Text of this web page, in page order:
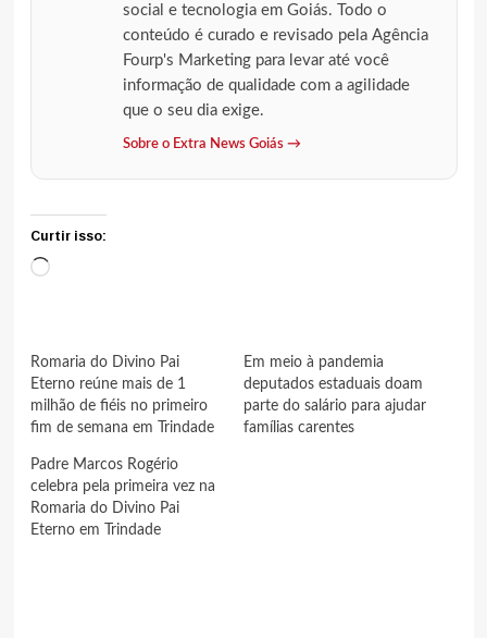
social e tecnologia em Goiás. Todo o
conteúdo é curado e revisado pela Agência
Fourp's Marketing para levar até você
informação de qualidade com a agilidade
que o seu dia exige.
Sobre o Extra News Goiás →
Curtir isso:
Carregando...
Romaria do Divino Pai
Eterno reúne mais de 1
milhão de fiéis no primeiro
fim de semana em Trindade
Em meio à pandemia
deputados estaduais doam
parte do salário para ajudar
famílias carentes
Padre Marcos Rogério
celebra pela primeira vez na
Romaria do Divino Pai
Eterno em Trindade